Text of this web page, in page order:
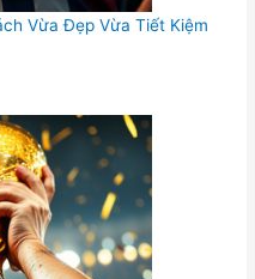
Vừa Đẹp Vừa Tiết Kiệm